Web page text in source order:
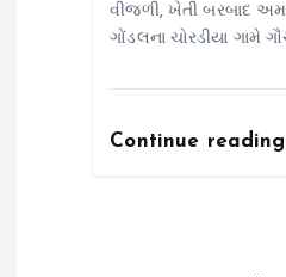
વીજળી, ખેતી બરબાદ
ગોંડલના ચોરડીયા ગામે
Continue reading